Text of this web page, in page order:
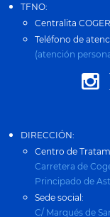
TFNO:
Centralita
Teléfono de
(atención
DIRECCIÓN:
Centro de
Carretera de
Principado de
Sede social:
C/ Marqués de